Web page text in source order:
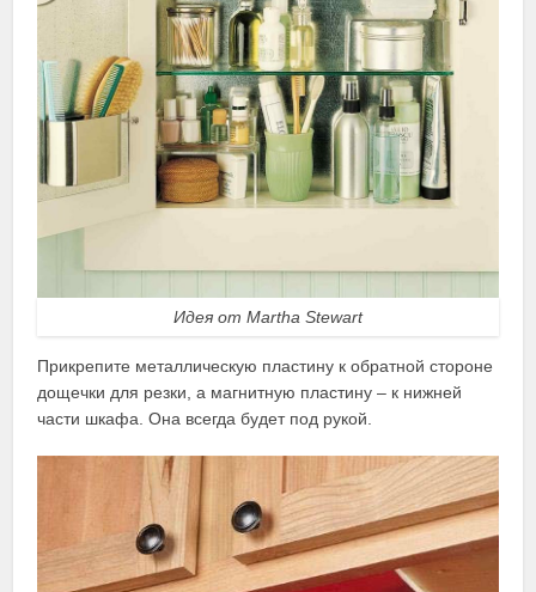
Идея от Martha Stewart
Прикрепите металлическую пластину к обратной стороне
дощечки для резки, а магнитную пластину – к нижней
части шкафа. Она всегда будет под рукой.